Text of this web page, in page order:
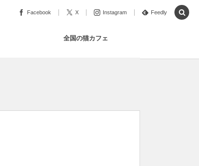
Facebook X Instagram Feedly
全国の猫カフェ